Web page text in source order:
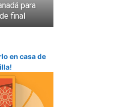
para
final
en casa de